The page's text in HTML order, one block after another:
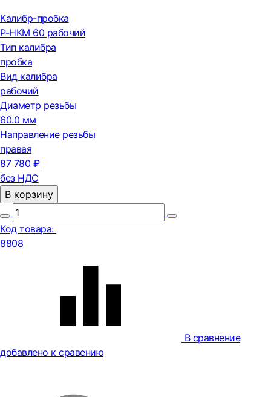
Калибр-пробка
Р-НКМ 60 рабочий
Тип калибра
пробка
Вид калибра
рабочий
Диаметр резьбы
60.0 мм
Направление резьбы
правая
87 780 ₽
без НДС
В корзину
Код товара:
8808
В сравнение
добавлено к сравению